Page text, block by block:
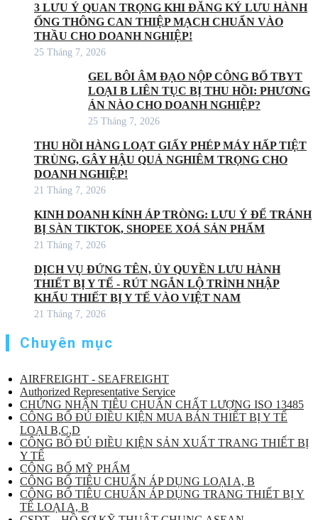
3 LƯU Ý QUAN TRỌNG KHI ĐĂNG KÝ LƯU HÀNH
ỐNG THÔNG CAN THIỆP MẠCH CHUẨN VÀO
THẦU CHO DOANH NGHIỆP!
25 Tháng 7, 2026
GEL BÔI ÂM ĐẠO NỘP CÔNG BỐ TBYT
LOẠI B LIÊN TỤC BỊ THU HỒI: PHƯƠNG
ÁN NÀO CHO DOANH NGHIỆP?
25 Tháng 7, 2026
THU HỒI HÀNG LOẠT GIẤY PHÉP MÁY HẤP TIỆT
TRÙNG, GÂY HẬU QUẢ NGHIÊM TRỌNG CHO
DOANH NGHIỆP!
21 Tháng 7, 2026
KINH DOANH KÍNH ÁP TRÒNG: LƯU Ý ĐỂ TRÁNH
BỊ SÀN TIKTOK, SHOPEE XOÁ SẢN PHẨM
21 Tháng 7, 2026
DỊCH VỤ ĐỨNG TÊN, ỦY QUYỀN LƯU HÀNH
THIẾT BỊ Y TẾ - RÚT NGẮN LỘ TRÌNH NHẬP
KHẨU THIẾT BỊ Y TẾ VÀO VIỆT NAM
21 Tháng 7, 2026
Chuyên mục
AIRFREIGHT - SEAFREIGHT
Authorized Representative Service
CHỨNG NHẬN TIÊU CHUẨN CHẤT LƯỢNG ISO 13485
CÔNG BỐ ĐỦ ĐIỀU KIỆN MUA BÁN THIẾT BỊ Y TẾ
LOẠI B,C,D
CÔNG BỐ ĐỦ ĐIỀU KIỆN SẢN XUẤT TRANG THIẾT BỊ
Y TẾ
CÔNG BỐ MỸ PHẨM
CÔNG BỐ TIÊU CHUẨN ÁP DỤNG LOẠI A, B
CÔNG BỐ TIÊU CHUẨN ÁP DỤNG TRANG THIẾT BỊ Y
TẾ LOẠI A, B